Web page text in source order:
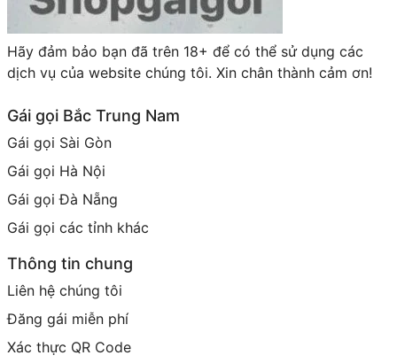
Hãy đảm bảo bạn đã trên 18+ để có thể sử dụng các
dịch vụ của website chúng tôi. Xin chân thành cảm ơn!
Gái gọi Bắc Trung Nam
Gái gọi Sài Gòn
Gái gọi Hà Nội
Gái gọi Đà Nẵng
Gái gọi các tỉnh khác
Thông tin chung
Liên hệ chúng tôi
Đăng gái miễn phí
Xác thực QR Code